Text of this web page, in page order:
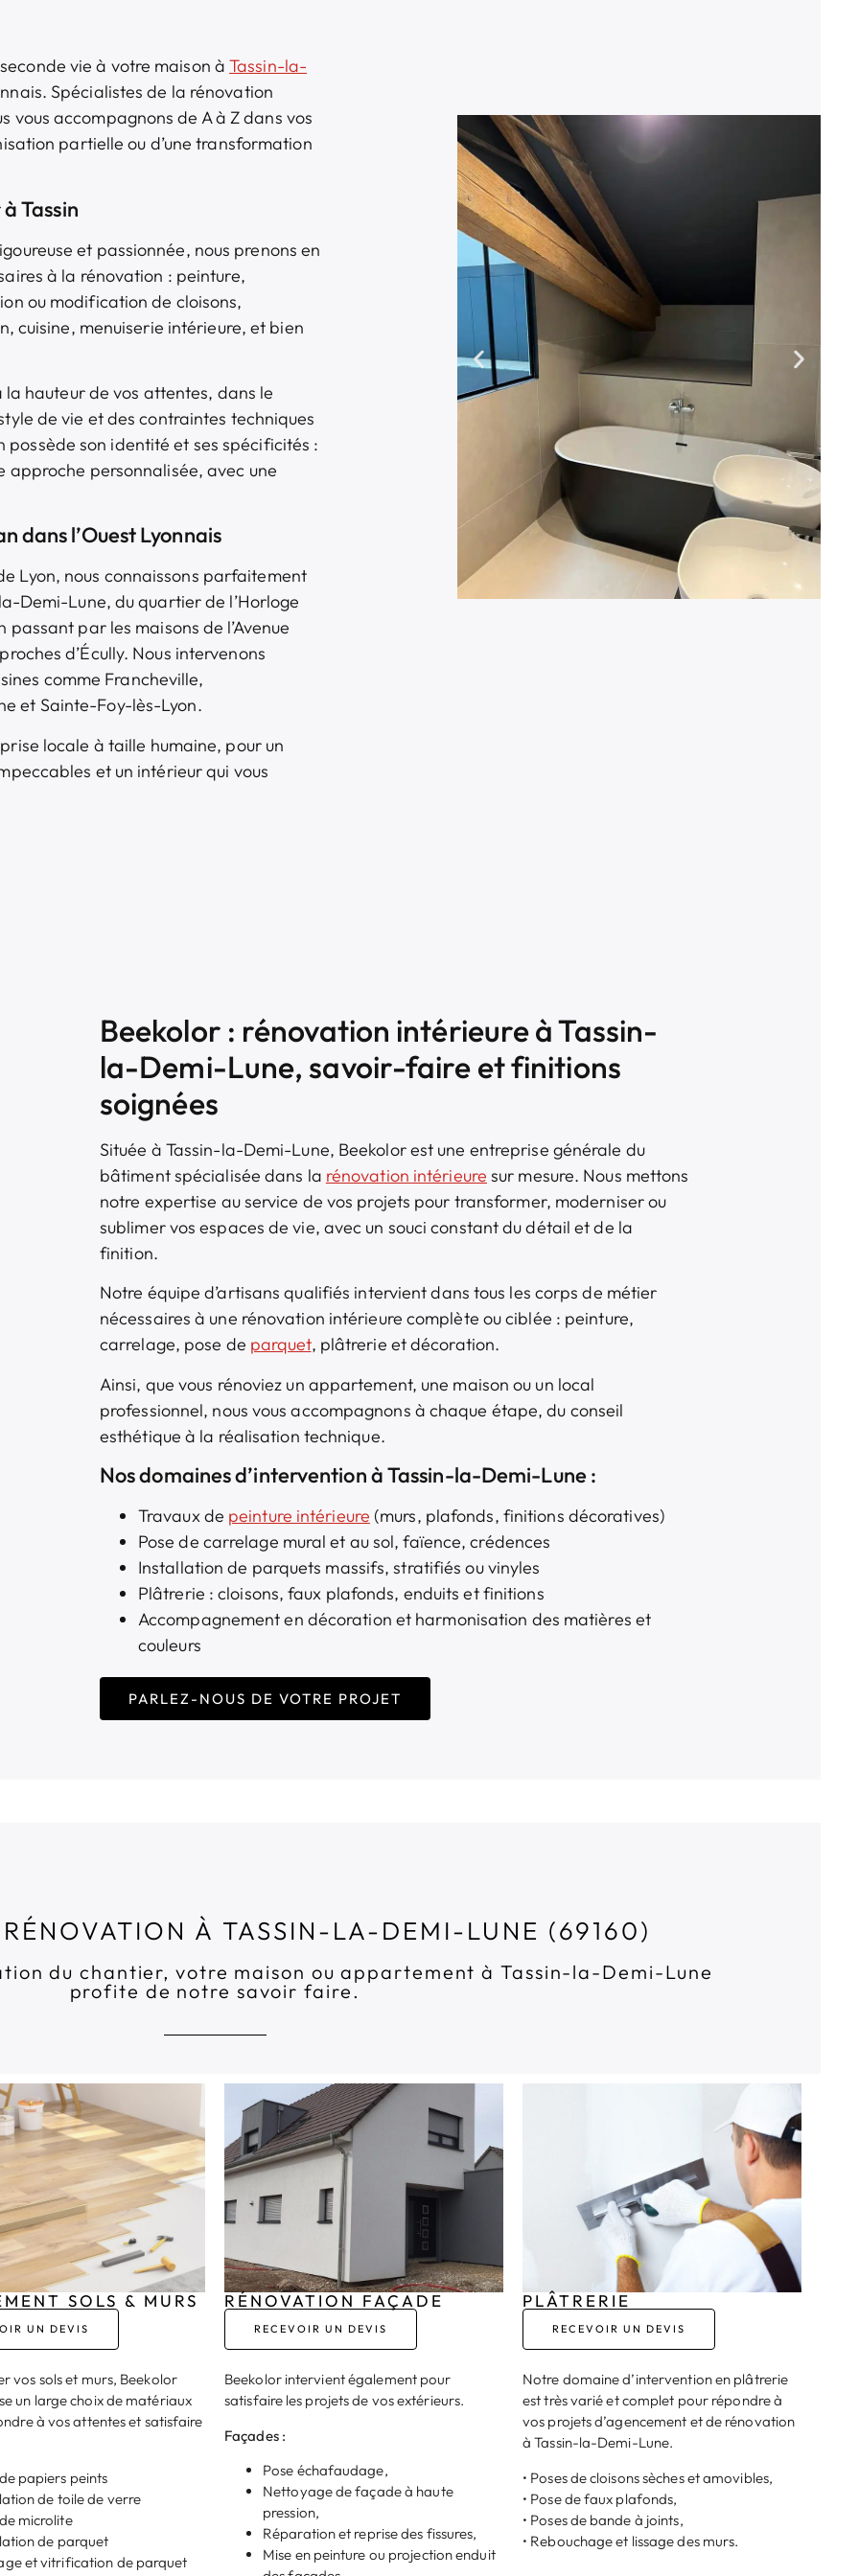
vie à votre maison àTassin-la-
Spécialistes de la rénovation
vous accompagnons de A à Z dans vos
partielle ou d’une transformation
Tassin
et passionnée, nous prenons en
à la rénovation : peinture,
ou modification de cloisons,
cuisine, menuiserie intérieure, et bien
hauteur de vos attentes, dans le
de vie et des contraintes techniques
son identité et ses spécificités :
approche personnalisée, avec une
dans l’Ouest Lyonnais
Lyon, nous connaissons parfaitement
Demi-Lune, du quartier de l’Horloge
passant par les maisons de l’Avenue
d’Écully. Nous intervenons
comme Francheville,
et Sainte-Foy-lès-Lyon.
locale à taille humaine, pour un
et un intérieur qui vous
Beekolor : rénovation intérieure à Tassin-
la-Demi-Lune, savoir-faire et finitions
soignées
Située à Tassin-la-Demi-Lune, Beekolor est une entreprise générale du
bâtiment spécialisée dans la rénovation intérieure sur mesure. Nous mettons
notre expertise au service de vos projets pour transformer, moderniser ou
sublimer vos espaces de vie, avec un souci constant du détail et de la
finition.
Notre équipe d’artisans qualifiés intervient dans tous les corps de métier
nécessaires à une rénovation intérieure complète ou ciblée : peinture,
carrelage, pose de parquet, plâtrerie et décoration.
Ainsi, que vous rénoviez un appartement, une maison ou un local
professionnel, nous vous accompagnons à chaque étape, du conseil
esthétique à la réalisation technique.
Nos domaines d’intervention à Tassin-la-Demi-Lune :
Travaux de peinture intérieure (murs, plafonds, finitions décoratives)
Pose de carrelage mural et au sol, faïence, crédences
Installation de parquets massifs, stratifiés ou vinyles
Plâtrerie : cloisons, faux plafonds, enduits et finitions
Accompagnement en décoration et harmonisation des matières et
couleurs
PARLEZ-NOUS DE VOTRE PROJET
RÉNOVATION À TASSIN-LA-DEMI-LUNE (69160)
du chantier, votre maison ou appartement à Tassin-la-Demi-Lune
profite de notre savoir faire.
SOLS & MURS
UN DEVIS
vos sols et murs, Beekolor
un large choix de matériaux
à vos attentes et satisfaire
papiers peints
de toile de verre
microlite
de parquet
et vitrification de parquet
RÉNOVATION FAÇADE
RECEVOIR UN DEVIS
Beekolor intervient également pour
satisfaire les projets de vos extérieurs.
Façades :
Pose échafaudage,
Nettoyage de façade à haute
pression,
Réparation et reprise des fissures,
Mise en peinture ou projection enduit
PLÂTRERIE
RECEVOIR UN DEVIS
Notre domaine d’intervention en plâtrerie
est très varié et complet pour répondre à
vos projets d’agencement et de rénovation
à Tassin-la-Demi-Lune.
• Poses de cloisons sèches et amovibles,
• Pose de faux plafonds,
• Poses de bande à joints,
• Rebouchage et lissage des murs.